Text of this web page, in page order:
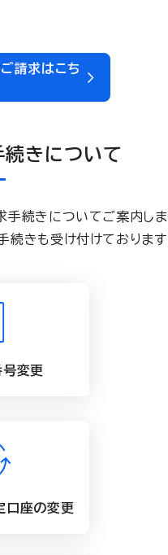
請求はこち
きについて
続きについてご案内しま
きも受け付けております
号変更
口座の変更